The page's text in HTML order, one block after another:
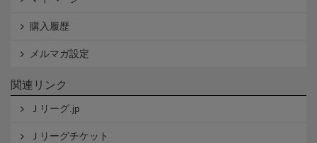
購入履歴
メルマガ設定
関連リンク
Ｊリーグ.jp
Ｊリーグチケット